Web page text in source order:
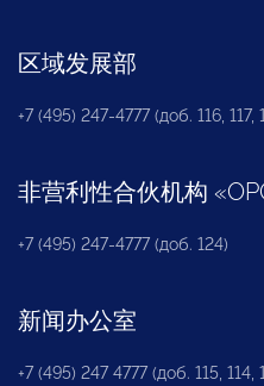
区域发展部
+7 (495) 247-4777 (доб. 116, 117,
非营利性合伙机构 «
+7 (495) 247-4777 (доб. 124)
新闻办公室
+7 (495) 247 4777 (доб. 115, 114,